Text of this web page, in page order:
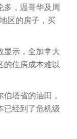
多，温哥华及周
区的房子，买
显示，全加拿大
的住房成本难以
塔省的油田，
已经到了危机级